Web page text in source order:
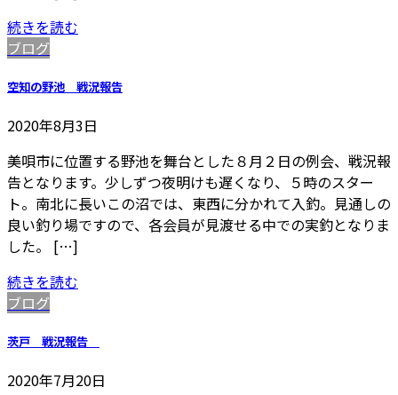
続きを読む
ブログ
空知の野池 戦況報告
2020年8月3日
美唄市に位置する野池を舞台とした８月２日の例会、戦況報
告となります。少しずつ夜明けも遅くなり、５時のスター
ト。南北に長いこの沼では、東西に分かれて入釣。見通しの
良い釣り場ですので、各会員が見渡せる中での実釣となりま
した。 […]
続きを読む
ブログ
茨戸 戦況報告
2020年7月20日